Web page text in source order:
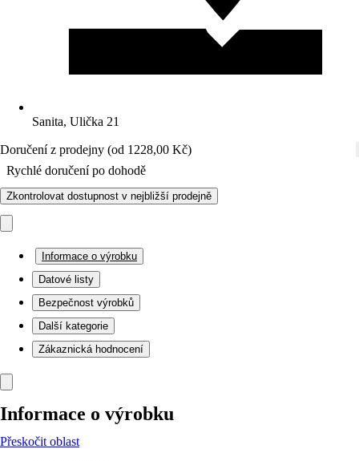
Sanita, Ulička 21
Doručení z prodejny (od 1228,00 Kč)
Rychlé doručení po dohodě
Zkontrolovat dostupnost v nejbližší prodejně
Informace o výrobku
Datové listy
Bezpečnost výrobků
Další kategorie
Zákaznická hodnocení
Informace o výrobku
Přeskočit oblast